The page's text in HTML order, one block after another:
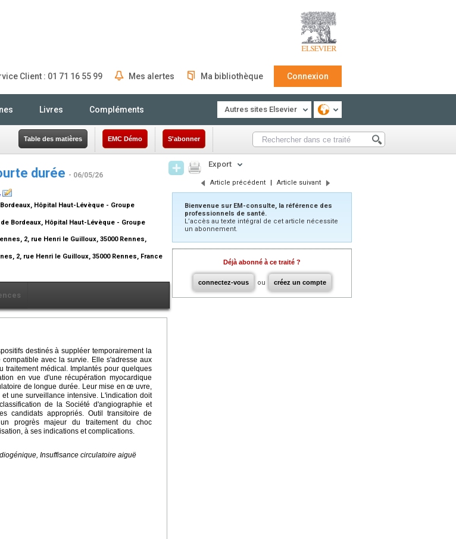
Client : 01 71 16 55 99 Mes alertes Ma bibliothèque Connexion
Livres Compléments Autres sites Elsevier
Table des matières EMC Démo S'abonner
durée - 06/05/26
Hôpital Haut-Lévèque - Groupe
Bordeaux, Hôpital Haut-Lévèque - Groupe
2, rue Henri le Guilloux, 35000 Rennes,
2, rue Henri le Guilloux, 35000 Rennes, France
destinés à suppléer temporairement la
avec la survie. Elle s'adresse aux
traitement médical. Implantés pour quelques
en vue d'une récupération myocardique
de longue durée. Leur mise en œ uvre,
une surveillance intensive. L'indication doit
de la Société d'angiographie et
candidats appropriés. Outil transitoire de
progrès majeur du traitement du choc
à ses indications et complications.
Insuffisance circulatoire aiguë
Export
Article précédent | Article suivant
Bienvenue sur EM-consulte, la référence des
professionnels de santé.
L’accès au texte intégral de cet article nécessite
un abonnement.
Déjà abonné à ce traité ?
connectez-vous ou créez un compte